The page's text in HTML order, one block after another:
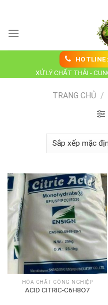
content
XỬ LÝ CHẤT THẢI -
TRANG CHỦ /
HÓA CHẤT CÔNG NGHIỆP
ACID CITRIC-C6H8O7